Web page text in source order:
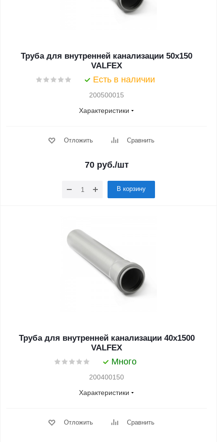
Труба для внутренней канализации 50x150
VALFEX
Есть в наличии
200500015
Характеристики
Отложить Сравнить
70 руб./шт
В корзину
Труба для внутренней канализации 40x1500
VALFEX
Много
200400150
Характеристики
Отложить Сравнить